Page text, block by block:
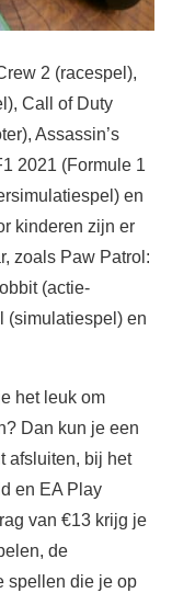
2 (racespel),
Call of Duty
Assassin’s
2021 (Formule 1
en
kinderen zijn er
zoals Paw Patrol:
(actie-
(simulatiespel) en
het leuk om
Dan kun je een
afsluiten, bij het
en EA Play
van €13 krijg je
de
spellen die je op